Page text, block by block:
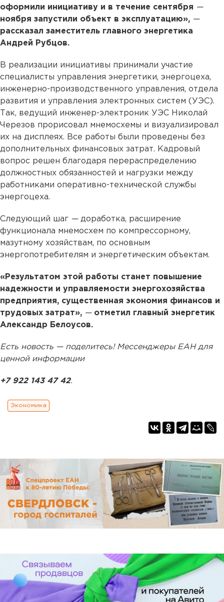
оформили инициативу и в течение сентября —
ноября запустили объект в эксплуатацию», —
рассказал заместитель главного энергетика
Андрей Рубцов.
В реализации инициативы принимали участие
специалисты управления энергетики, энергоцеха,
инженерно-производственного управления, отдела
развития и управления электронных систем (УЭС).
Так, ведущий инженер-электроник УЭС Николай
Черезов прорисовал мнемосхемы и визуализировал
их на дисплеях. Все работы были проведены без
дополнительных финансовых затрат. Кадровый
вопрос решен благодаря перераспределению
должностных обязанностей и нагрузки между
работниками оперативно-технической службы
энергоцеха.
Следующий шаг —доработка, расширение
функционала мнемосхем по компрессорному,
мазутному хозяйствам, по основным
энергопотребителям и энергетическим объектам.
«Результатом этой работы станет повышение
надежности и управляемости энергохозяйства
предприятия, существенная экономия финансов и
трудовых затрат», —отметил главный энергетик
Александр Белоусов.
Есть новость — поделитесь! Мессенджеры ЕАН для
ценной информации
+7 922 143 47 42.
Экономика